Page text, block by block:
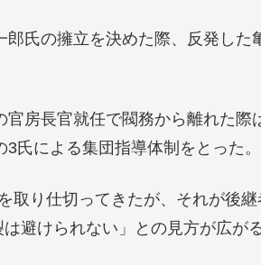
氏の擁立を決めた際、反発した
房長官就任で閥務から離れた際
氏による集団指導体制をとった。
取り仕切ってきたが、それが後継
避けられない」との見方が広がる